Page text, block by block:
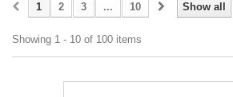
Show all
1 2 3 ... 10
Showing 1 - 10 of 100 items